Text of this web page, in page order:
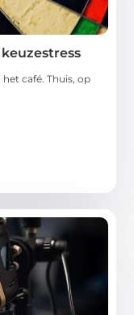
café. Thuis, op